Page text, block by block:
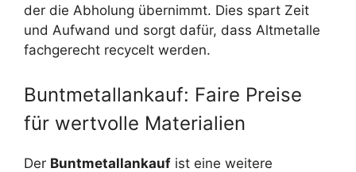
der die Abholung übernimmt. Dies spart Zeit
und Aufwand und sorgt dafür, dass Altmetalle
fachgerecht recycelt werden.
Buntmetallankauf: Faire Preise
für wertvolle Materialien
Der Buntmetallankauf ist eine weitere